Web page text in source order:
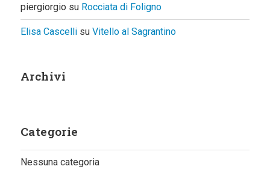
piergiorgio su Rocciata di Foligno
Elisa Cascellisu Vitello al Sagrantino
Archivi
Categorie
Nessuna categoria